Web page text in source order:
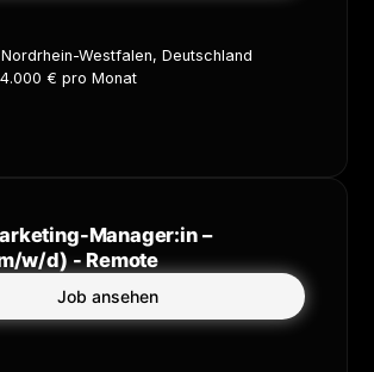
Westfalen, Deutschland
€ pro Monat
Manager:in –
w/d) - Remote
Job ansehen